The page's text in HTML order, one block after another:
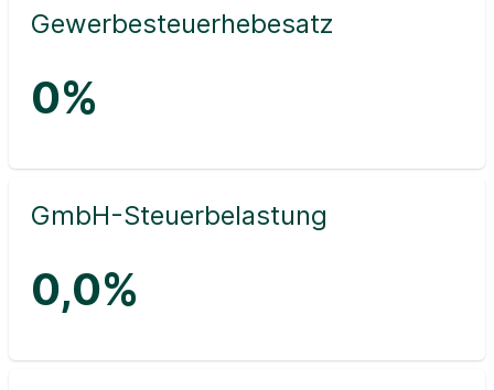
Gewerbesteuerhebesatz
0%
GmbH-Steuerbelastung
0,0%